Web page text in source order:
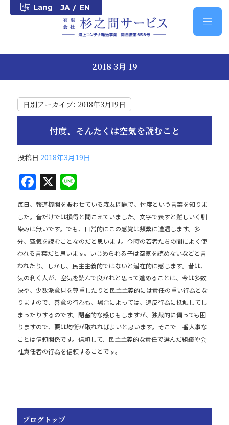
2018 3月 19
日別アーカイブ: 2018年3月19日
忖度、そんたくは空気を読むこと
投稿日 2018年3月19日
F
a
c
e
b
o
o
k
X Li
n
e
毎日、報道機関を賑わせている森友問題で、忖度という言葉を知りま
した。音だけでは損得と聞こえていました。文字で表すと難しいく馴
染みは無いです。でも、日常的にこの感覚は頻繁に遭遇します。多
分、空気を読むことなのだと思います。今時の若者たちの間によく使
われる言葉だと思います。いじめられる子は空気を読めないなどと言
われたり。しかし、民主主義的ではないと潜在的に感じます。昔は、
気の利く人が、空気を読んで良かれと思って進めることは、今は多数
決や、少数派意見を尊重したりと民主主義的には責任の重い行為とな
りますので、善意の行為も、場合によっては、違反行為に抵触してし
まったりするのです。閉塞的な感じもしますが、独裁的に偏っても困
りますので、要は均衡が取れればよいと思います。そこで一番大事な
ことは信頼関係です。信頼して、民主主義的な責任で選んだ組織や会
社責任者の行為を信頼することです。
ブログトップ